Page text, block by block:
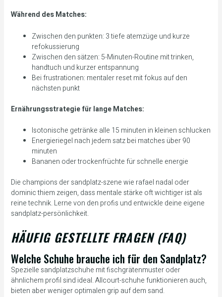
Während des Matches:
Zwischen den punkten: 3 tiefe atemzüge und kurze
refokussierung
Zwischen den sätzen: 5-Minuten-Routine mit trinken,
handtuch und kurzer entspannung
Bei frustrationen: mentaler reset mit fokus auf den
nächsten punkt
Ernährungsstrategie für lange Matches:
Isotonische getränke alle 15 minuten in kleinen schlucken
Energieriegel nach jedem satz bei matches über 90
minuten
Bananen oder trockenfrüchte für schnelle energie
Die champions der sandplatz-szene wie rafael nadal oder
dominic thiem zeigen, dass mentale stärke oft wichtiger ist als
reine technik. Lerne von den profis und entwickle deine eigene
sandplatz-persönlichkeit.
HÄUFIG GESTELLTE FRAGEN (FAQ)
Welche Schuhe brauche ich für den Sandplatz?
Spezielle sandplatzschuhe mit fischgrätenmuster oder
ähnlichem profil sind ideal. Allcourt-schuhe funktionieren auch,
bieten aber weniger optimalen grip auf dem sand.